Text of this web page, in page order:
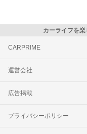
カーライフを
CARPRIME
運営会社
広告掲載
プライバシーポリシー